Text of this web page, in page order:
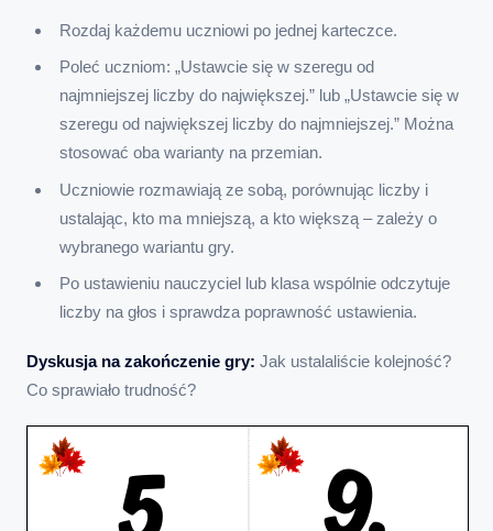
Rozdaj każdemu uczniowi po jednej karteczce.
Poleć uczniom: „Ustawcie się w szeregu od
najmniejszej liczby do największej.” lub „Ustawcie się w
szeregu od największej liczby do najmniejszej.” Można
stosować oba warianty na przemian.
Uczniowie rozmawiają ze sobą, porównując liczby i
ustalając, kto ma mniejszą, a kto większą – zależy o
wybranego wariantu gry.
Po ustawieniu nauczyciel lub klasa wspólnie odczytuje
liczby na głos i sprawdza poprawność ustawienia.
Dyskusja na zakończenie gry: Jak ustalaliście kolejność?
Co sprawiało trudność?